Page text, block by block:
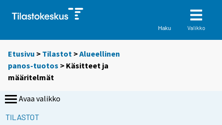
Haku Valikko
Etusivu > Tilastot >Alueellinen
panos-tuotos > Käsitteet ja
määritelmät
Avaa valikko
TILASTOT